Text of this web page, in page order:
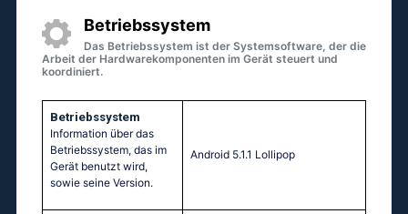
Betriebssystem
Das Betriebssystem ist der Systemsoftware, der die
Arbeit der Hardwarekomponenten im Gerät steuert und
koordiniert.
Betriebssystem
Information über das
Betriebssystem, das im
Gerät benutzt wird,
sowie seine Version.
Аndrоid 5.1.1 Lоlliрор